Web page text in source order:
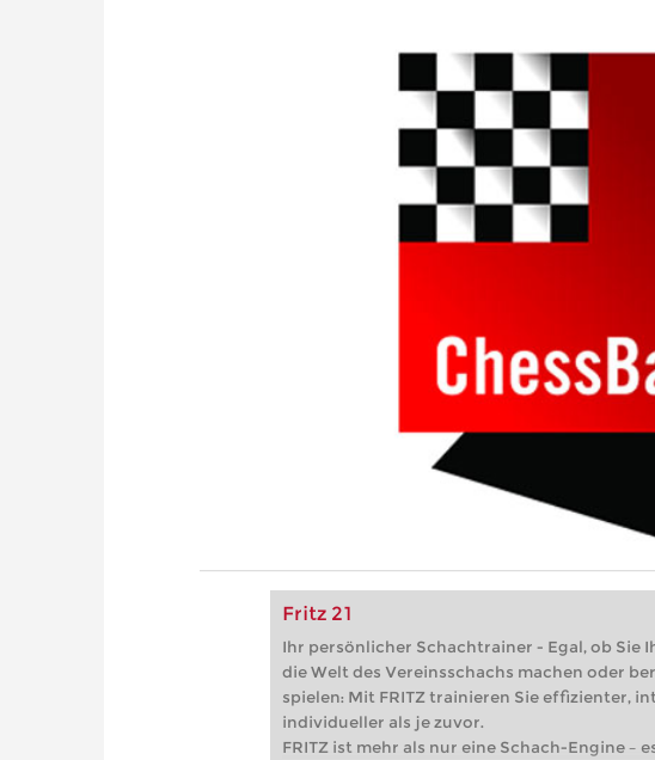
Fritz 21
Ihr persönlicher Schachtrainer - Egal, ob Sie
die Welt des Vereinsschachs machen oder
spielen: Mit FRITZ trainieren Sie effizienter,
individueller als je zuvor.
FRITZ ist mehr als nur eine Schach-Engine –